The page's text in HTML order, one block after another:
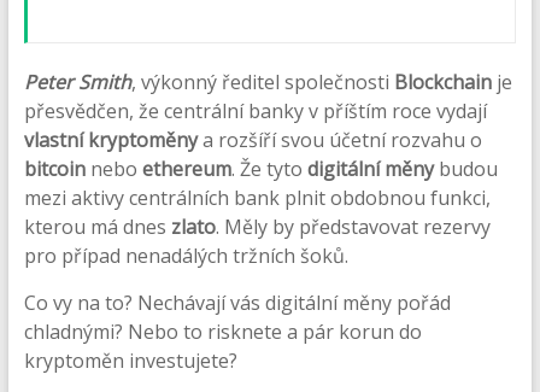
Peter Smith, výkonný ředitel společnosti Blockchainje
přesvědčen, že centrální banky v příštím roce vydají
vlastní kryptoměnya rozšíří svou účetní rozvahu o
bitcoinnebo ethereum. Že tyto digitální měnybudou
mezi aktivy centrálních bank plnit obdobnou funkci,
kterou má dnes zlato. Měly by představovat rezervy
pro případ nenadálých tržních šoků.
Co vy na to? Nechávají vás digitální měny pořád
chladnými? Nebo to risknete a pár korun do
kryptoměn investujete?